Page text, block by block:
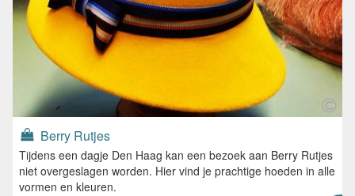
Berry Rutjes
Tijdens een dagje Den Haag kan een bezoek aan Berry Rutjes
niet overgeslagen worden. Hier vind je prachtige hoeden in alle
vormen en kleuren.